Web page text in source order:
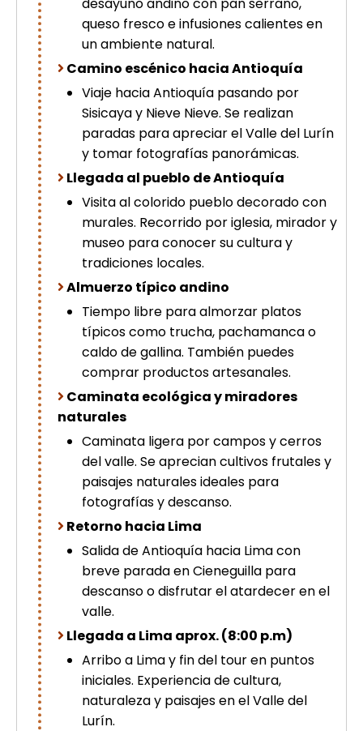
picchu
Tour de lujo Cusco 8 dias
Machupicchu + Hotel 4*
Tour Tiahuanaco desde Puno 1 día-
Puerta del Sol & Bolivia
Tour Uros Taquile 1 día | Salidas
desde Puno
queso fresco e infusiones calientes en
un ambiente natural.
Camino escénico hacia Antioquía
Viaje hacia Antioquía pasando por
Sisicaya y Nieve Nieve. Se realizan
paradas para apreciar el Valle del Lurín
y tomar fotografías panorámicas.
Llegada al pueblo de Antioquía
Visita al colorido pueblo decorado con
murales. Recorrido por iglesia, mirador y
museo para conocer su cultura y
tradiciones locales.
Almuerzo típico andino
Tiempo libre para almorzar platos
típicos como trucha, pachamanca o
caldo de gallina. También puedes
comprar productos artesanales.
Caminata ecológica y miradores
naturales
Caminata ligera por campos y cerros
del valle. Se aprecian cultivos frutales y
paisajes naturales ideales para
fotografías y descanso.
Retorno hacia Lima
Salida de Antioquía hacia Lima con
breve parada en Cieneguilla para
descanso o disfrutar el atardecer en el
valle.
Llegada a Lima aprox. (8:00 p.m)
Arribo a Lima y fin del tour en puntos
iniciales. Experiencia de cultura,
naturaleza y paisajes en el Valle del
Lurín.